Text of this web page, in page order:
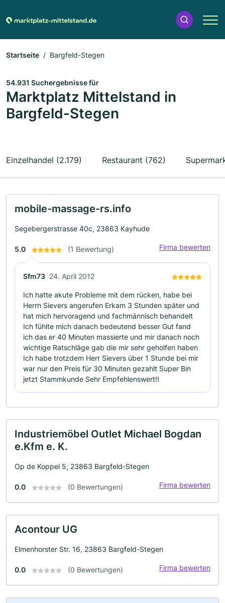
Startseite Bargfeld-Stegen
54.931 Suchergebnisse für
Marktplatz Mittelstand in
Bargfeld-Stegen
Einzelhandel (2.179) Restaurant (762)
mobile-massage-rs.info
Segebergerstrasse 40c, 23863 Kayhude
5.0 (1 Bewertung) Firma bewerten
Sfm73 24. April 2012
Ich hatte akute Probleme mit dem rücken, habe bei
Herrn Sievers angerufen Erkam 3 Stunden später und
hat mich hervoragend und fachmännisch behandelt
Ich fühlte mich danach bedeutend besser Gut fand
ich das er 40 Minuten massierte und mir danach noch
wichtige Ratschläge gab die mir sehr geholfen haben
Ich habe trotzdem Herr Sievers über 1 Stunde bei mir
war nur den Preis für 30 Minuten gezahlt Super Bin
jetzt Stammkunde Sehr Empfehlenswert!!
Industriemöbel Outlet Michael Bogdan
e.Kfm e. K.
Op de Koppel 5, 23863 Bargfeld-Stegen
0.0 (0 Bewertungen) Firma bewerten
Acontour UG
Elmenhorster Str. 16, 23863 Bargfeld-Stegen
0.0 (0 Bewertungen) Firma bewerten